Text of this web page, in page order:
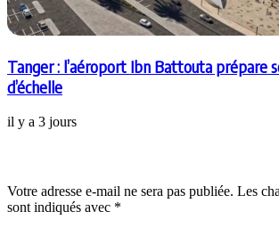
Tanger : l’aéroport Ibn Battouta prépare
d’échelle
il y a 3 jours
Votre adresse e-mail ne sera pas publiée. Les
sont indiqués avec *